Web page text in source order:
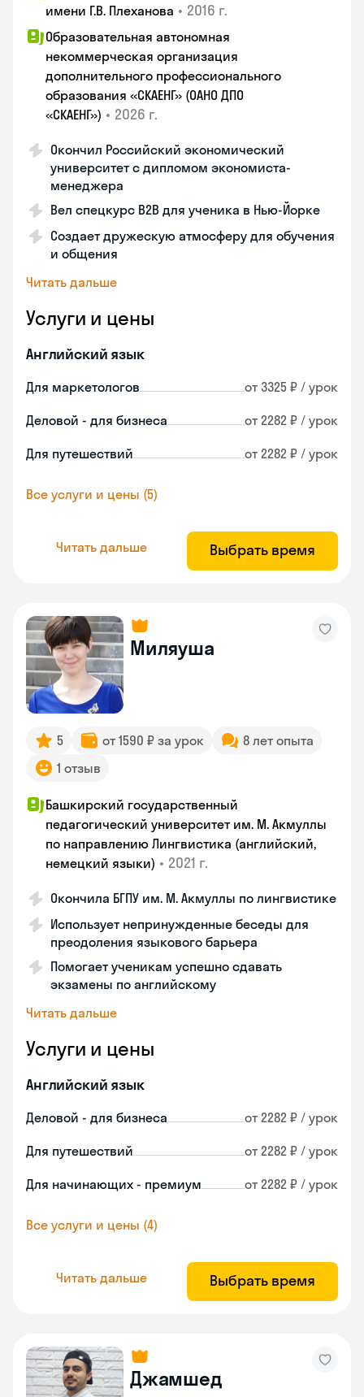
имени Г.В. Плеханова • 2016 г.
Образовательная автономная
некоммерческая организация
дополнительного профессионального
образования «СКАЕНГ» (ОАНО ДПО
«СКАЕНГ») • 2026 г.
Окончил Российский экономический
университет с дипломом экономиста-
менеджера
Вел спецкурс B2B для ученика в Нью-Йорке
Создает дружескую атмосферу для обучения
и общения
Читать дальше
Услуги и цены
Английский язык
Для маркетологов от 3325 ₽ / урок
Деловой - для бизнеса от 2282 ₽ / урок
Для путешествий от 2282 ₽ / урок
Все услуги и цены (5)
Читать дальше Выбрать время
Миляуша
5 от 1590 ₽ за урок
8 лет опыта
1 отзыв
Башкирский государственный
педагогический университет им. М. Акмуллы
по направлению Лингвистика (английский,
немецкий языки) • 2021 г.
Окончила БГПУ им. М. Акмуллы по лингвистике
Использует непринужденные беседы для
преодоления языкового барьера
Помогает ученикам успешно сдавать
экзамены по английскому
Читать дальше
Услуги и цены
Английский язык
Деловой - для бизнеса от 2282 ₽ / урок
Для путешествий от 2282 ₽ / урок
Для начинающих - премиум от 2282 ₽ / урок
Все услуги и цены (4)
Читать дальше Выбрать время
Джамшед